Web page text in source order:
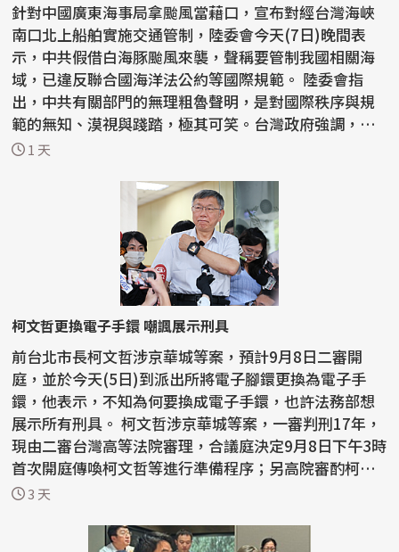
針對中國廣東海事局拿颱風當藉口，宣布對經台灣海峽
南口北上船舶實施交通管制，陸委會今天(7日)晚間表
示，中共假借白海豚颱風來襲，聲稱要管制我國相關海
域，已違反聯合國海洋法公約等國際規範。 陸委會指
出，中共有關部門的無理粗魯聲明，是對國際秩序與規
範的無知、漠視與踐踏，極其可笑。台灣政府強調，中
共沒有任...
1 天
柯文哲更換電子手鐶 嘲諷展示刑具
前台北市長柯文哲涉京華城等案，預計9月8日二審開
庭，並於今天(5日)到派出所將電子腳鐶更換為電子手
鐶，他表示，不知為何要換成電子手鐶，也許法務部想
展示所有刑具。 柯文哲涉京華城等案，一審判刑17年，
現由二審台灣高等法院審理，合議庭決定9月8日下午3時
首次開庭傳喚柯文哲等進行準備程序；另高院審酌柯文
哲監控期...
3 天